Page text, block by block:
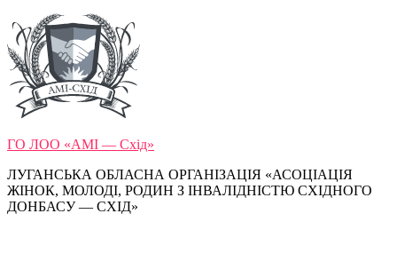
ГО ЛОО «АМІ — Схід»
ЛУГАНСЬКА ОБЛАСНА ОРГАНІЗАЦІЯ «АСОЦІАЦІЯ
ЖІНОК, МОЛОДІ, РОДИН З ІНВАЛІДНІСТЮ СХІДНОГО
ДОНБАСУ — СХІД»